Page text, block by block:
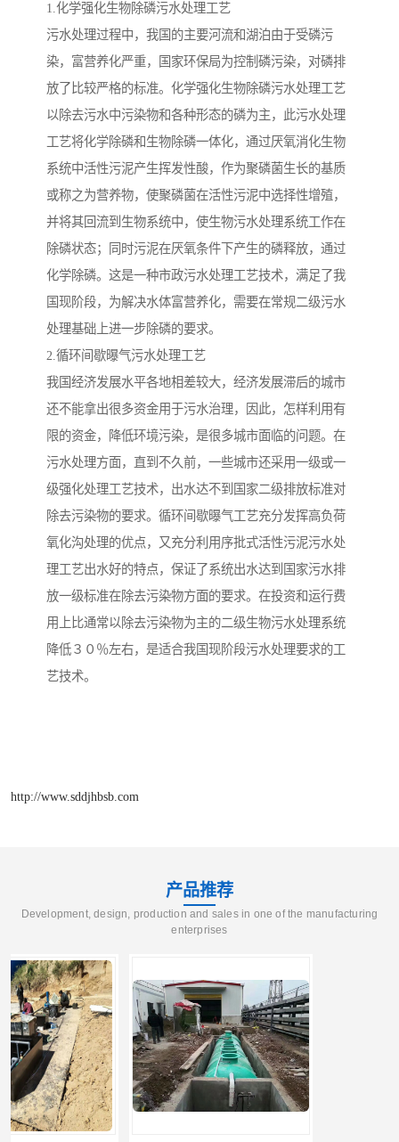
1.化学强化生物除磷污水处理工艺
污水处理过程中，我国的主要河流和湖泊由于受磷污
染，富营养化严重，国家环保局为控制磷污染，对磷排
放了比较严格的标准。化学强化生物除磷污水处理工艺
以除去污水中污染物和各种形态的磷为主，此污水处理
工艺将化学除磷和生物除磷一体化，通过厌氧消化生物
系统中活性污泥产生挥发性酸，作为聚磷菌生长的基质
或称之为营养物，使聚磷菌在活性污泥中选择性增殖，
并将其回流到生物系统中，使生物污水处理系统工作在
除磷状态；同时污泥在厌氧条件下产生的磷释放，通过
化学除磷。这是一种市政污水处理工艺技术，满足了我
国现阶段，为解决水体富营养化，需要在常规二级污水
处理基础上进一步除磷的要求。
2.循环间歇曝气污水处理工艺
我国经济发展水平各地相差较大，经济发展滞后的城市
还不能拿出很多资金用于污水治理，因此，怎样利用有
限的资金，降低环境污染，是很多城市面临的问题。在
污水处理方面，直到不久前，一些城市还采用一级或一
级强化处理工艺技术，出水达不到国家二级排放标准对
除去污染物的要求。循环间歇曝气工艺充分发挥高负荷
氧化沟处理的优点，又充分利用序批式活性污泥污水处
理工艺出水好的特点，保证了系统出水达到国家污水排
放一级标准在除去污染物方面的要求。在投资和运行费
用上比通常以除去污染物为主的二级生物污水处理系统
降低３０％左右，是适合我国现阶段污水处理要求的工
艺技术。
http://www.sddjhbsb.com
产品推荐
Development, design, production and sales in one of the manufacturing
enterprises
农村生活污水处理设备 玻璃钢污水处理设备
疗养院污水处理设备 屠宰场污水处理
生活污水处理设备 医疗污水处理设备
风景区生活一体化设备 纺织印染废水
豆制品污水